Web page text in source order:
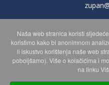
POLITIKA ZAŠTITE
Naša web stranica koristi
koristimo kako bi anonimnom
li iskustvo korištenja naše web
poboljšamo). Više o kolačićima i
na linku